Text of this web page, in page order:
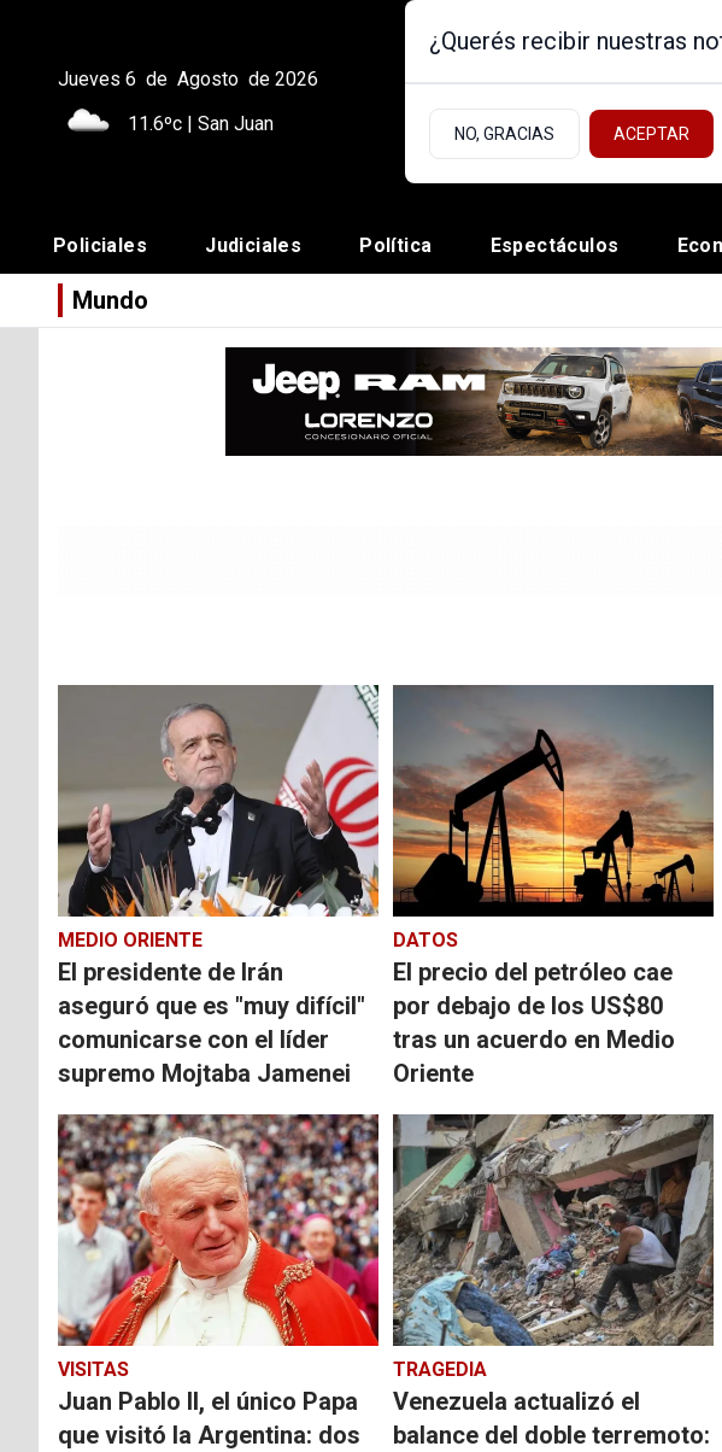
Jueves 6 de Agosto de 2026
11.6ºc | San Juan
Policiales Judiciales Política Espectáculos
Mundo
MEDIO ORIENTE
El presidente de Irán
aseguró que es "muy difícil"
comunicarse con el líder
supremo Mojtaba Jamenei
DATOS
El precio del petróleo cae
por debajo de los US$80
tras un acuerdo en Medio
Oriente
VISITAS
Juan Pablo II, el único Papa
que visitó la Argentina: dos
TRAGEDIA
Venezuela actualizó el
balance del doble terremoto:
¿Querés recibir nuestras
NO, GRACIAS ACEPTAR